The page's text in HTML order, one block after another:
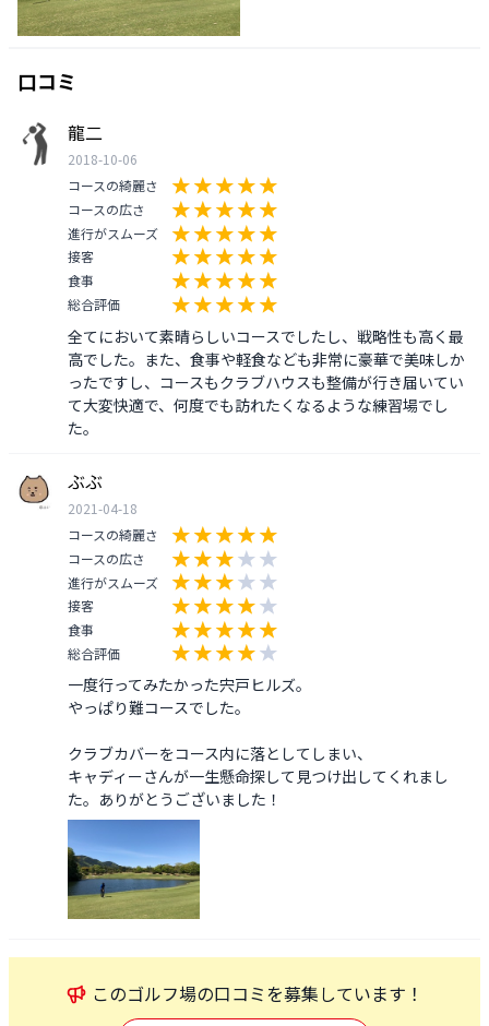
口コミ
龍二
2018-10-06
コースの綺麗さ
コースの広さ
進行がスムーズ
接客
食事
総合評価
全てにおいて素晴らしいコースでしたし、戦略性も高く最
高でした。また、食事や軽食なども非常に豪華で美味しか
ったですし、コースもクラブハウスも整備が行き届いてい
て大変快適で、何度でも訪れたくなるような練習場でし
た。
ぶぶ
2021-04-18
コースの綺麗さ
コースの広さ
進行がスムーズ
接客
食事
総合評価
一度行ってみたかった宍戸ヒルズ。
やっぱり難コースでした。
クラブカバーをコース内に落としてしまい、
キャディーさんが一生懸命探して見つけ出してくれまし
た。ありがとうございました！
このゴルフ場の口コミを募集しています！